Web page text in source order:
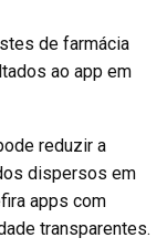
de farmácia
ao app em
reduzir a
dispersos em
apps com
transparentes.